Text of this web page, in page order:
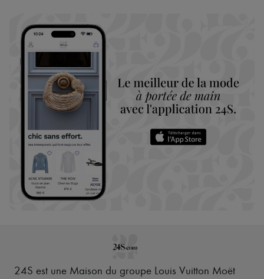
24S est une Maison du groupe Louis Vuitton Moët